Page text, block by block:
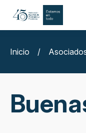
Inicio
/